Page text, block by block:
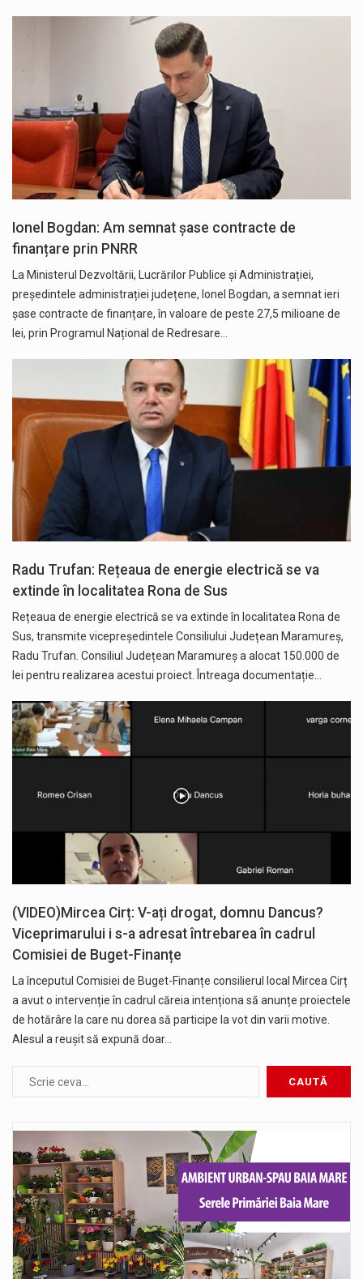
Ionel Bogdan: Am semnat șase contracte de
finanțare prin PNRR
La Ministerul Dezvoltării, Lucrărilor Publice și Administrației,
președintele administrației județene, Ionel Bogdan, a semnat ieri
șase contracte de finanțare, în valoare de peste 27,5 milioane de
lei, prin Programul Național de Redresare…
Radu Trufan: Rețeaua de energie electrică se va
extinde în localitatea Rona de Sus
Rețeaua de energie electrică se va extinde în localitatea Rona de
Sus, transmite vicepreședintele Consiliului Județean Maramureș,
Radu Trufan. Consiliul Județean Maramureș a alocat 150.000 de
lei pentru realizarea acestui proiect. Întreaga documentație…
(VIDEO)Mircea Cirț: V-ați drogat, domnu Dancus?
Viceprimarului i s-a adresat întrebarea în cadrul
Comisiei de Buget-Finanțe
La începutul Comisiei de Buget-Finanțe consilierul local Mircea Cirț
a avut o intervenție în cadrul căreia intenționa să anunțe proiectele
de hotărâre la care nu dorea să participe la vot din varii motive.
Alesul a reușit să expună doar…